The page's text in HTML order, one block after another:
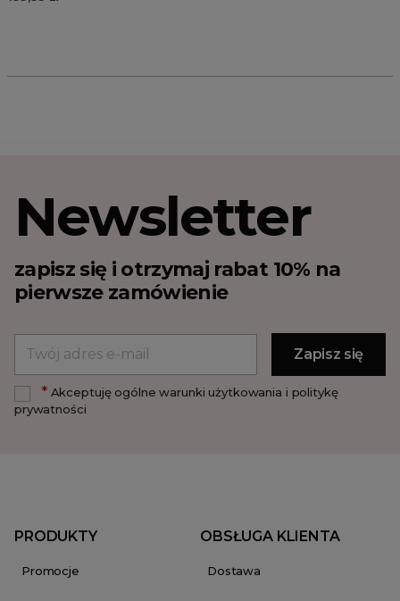
Newsletter
zapisz się i otrzymaj rabat 10% na
pierwsze zamówienie
*Akceptuję ogólne warunki użytkowania i politykę
prywatności
PRODUKTY
Promocje
OBSŁUGA KLIENTA
Dostawa